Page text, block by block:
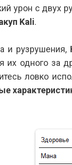
урон с двух
Kali.
и рузрушения,
их одного за
ловко